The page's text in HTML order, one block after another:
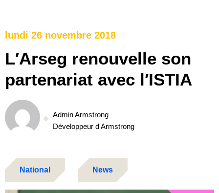
lundi 26 novembre 2018
L′Arseg renouvelle son
partenariat avec l′ISTIA
Admin Armstrong
Développeur d'Armstrong